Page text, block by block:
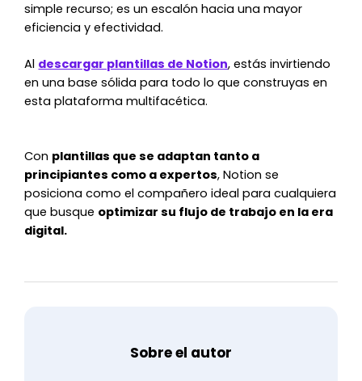
simple recurso; es un escalón hacia una mayor
eficiencia y efectividad.
Al descargar plantillas de Notion, estás invirtiendo
en una base sólida para todo lo que construyas en
esta plataforma multifacética.
Con plantillas que se adaptan tanto a
principiantes como a expertos, Notion se
posiciona como el compañero ideal para cualquiera
que busque optimizar su flujo de trabajo en la era
digital.
Sobre el autor